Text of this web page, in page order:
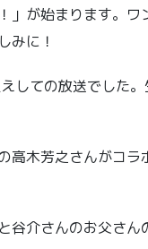
が始まります。ワ
みに！
しての放送でした
高木芳之さんがコラ
谷介さんのお父さん